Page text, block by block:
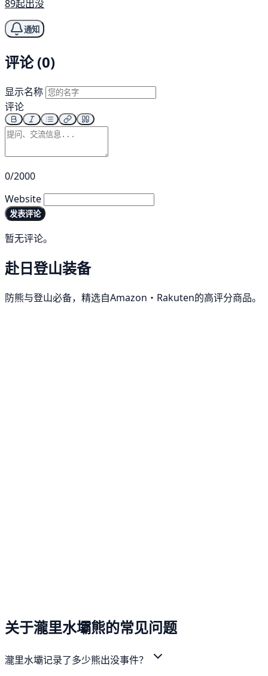
89起出没
通知
评论 (0)
显示名称
评论
0/2000
Website
发表评论
暂无评论。
赴日登山装备
防熊与登山必备，精选自Amazon・Rakuten的高评分商品。
关于瀧里水壩熊的常见问题
瀧里水壩记录了多少熊出没事件？